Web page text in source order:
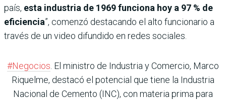
país, esta industria de 1969 funciona hoy a 97 % de
eficiencia”, comenzó destacando el alto funcionario a
través de un video difundido en redes sociales.
#Negocios. El ministro de Industria y Comercio, Marco
Riquelme, destacó el potencial que tiene la Industria
Nacional de Cemento (INC), con materia prima para